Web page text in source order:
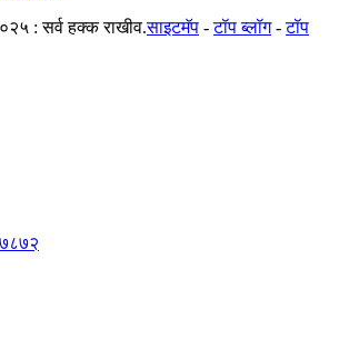
: सर्व हक्क राखीव.साइटमॅप -टॉप ब्लॉग-टॉप